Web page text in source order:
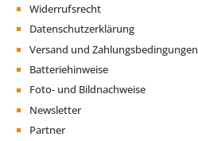
Widerrufsrecht
Datenschutzerklärung
Versand und Zahlungsbedingungen
Batteriehinweise
Foto- und Bildnachweise
Newsletter
Partner